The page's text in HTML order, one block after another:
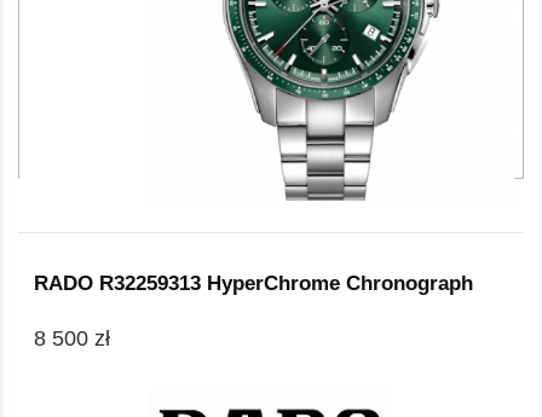
RADO R32259313 HyperChrome Chronograph
8 500 zł